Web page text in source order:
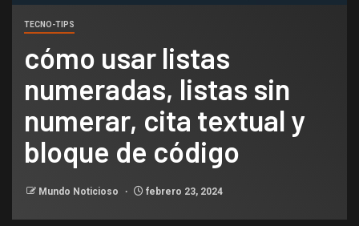
TECNO-TIPS
cómo usar listas
numeradas, listas sin
numerar, cita textual y
bloque de código
Mundo Noticioso febrero 23, 2024